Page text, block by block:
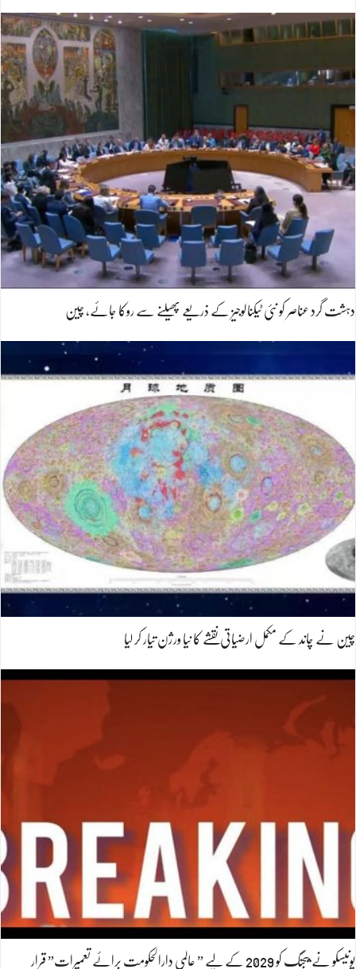
دہشت گرد عناصر کو نئی ٹیکنالوجیز کے ذریعے پھیلنے سے روکا جائے، چین
چین نے چاند کے مکمل ارضیاتی نقشے کا نیا ورژن تیار کر لیا
یونیسکو نے بیجنگ کو 2029 کے لیے ” عالمی دارالحکومت برائے تعمیرات” قرار